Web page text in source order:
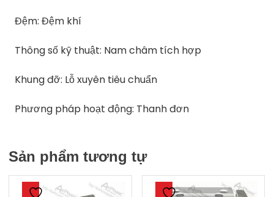
Đệm: Đệm khí
Thông số kỹ thuật: Nam châm tích hợp
Khung đỡ: Lỗ xuyên tiêu chuẩn
Phương pháp hoạt động: Thanh đơn
Sản phẩm tương tự